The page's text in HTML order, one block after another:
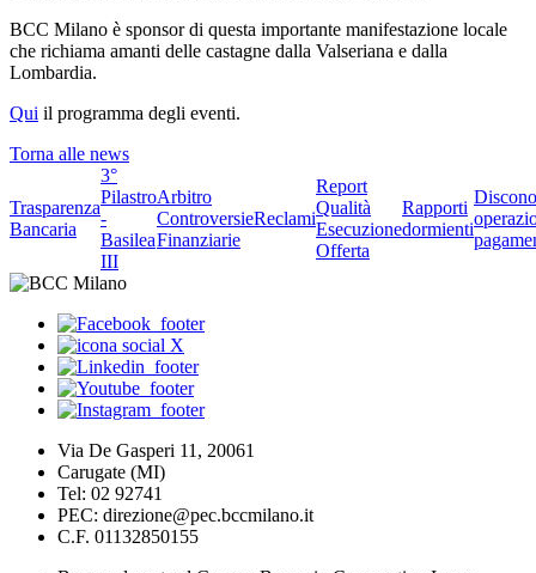
BCC Milano è sponsor di questa importante manifestazione locale
che richiama amanti delle castagne dalla Valseriana e dalla
Lombardia.
Qui il programma degli eventi.
Torna alle news
Trasparenza
Bancaria
3°
Pilastro
-
Basilea
III
Arbitro
Controversie
Finanziarie
Reclami
Report
Qualità
Esecuzione
Offerta
Rapporti
dormienti
Via De Gasperi 11, 20061
Carugate (MI)
Tel: 02 92741
PEC: direzione@pec.bccmilano.it
C.F. 01132850155